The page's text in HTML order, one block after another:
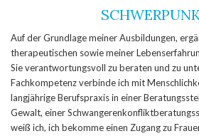
Auf der Grundlage meiner Ausbildungen,
therapeutischen sowie meiner
Sie verantwortungsvoll zu beraten und zu
Fachkompetenz verbinde ich mit
langjährige Berufspraxis in einer
Gewalt, einer
weiß ich, ich bekomme einen Zugang zu